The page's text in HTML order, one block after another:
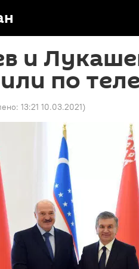
и
по
13:21 10.03.2021)